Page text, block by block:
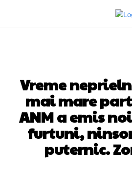
Vreme
mai mare
ANM a emis
furtuni,
puternic.